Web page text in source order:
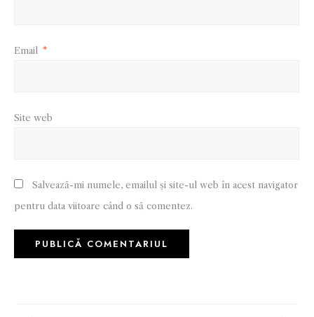
Email *
Site web
Salvează-mi numele, emailul și site-ul web în acest navigator
pentru data viitoare când o să comentez.